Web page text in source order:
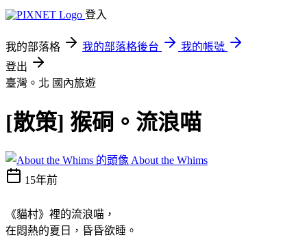
登入
我的部落格 我的部落格後台
我的帳號
登出
臺灣。北 國內旅遊
[散策] 猴硐。流浪喵
About the Whims
15年前
《貓村》裡的流浪喵，
在悶熱的夏日，昏昏欲睡。